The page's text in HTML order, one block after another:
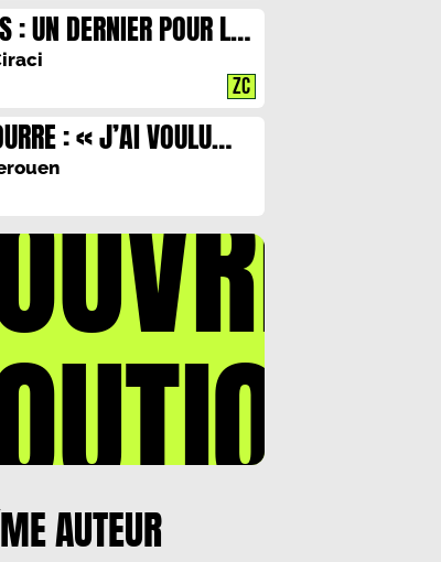
: UN DERNIER POUR LA
ZC
: « J’AI VOULU
UNE CONFUSION »
AUTEUR